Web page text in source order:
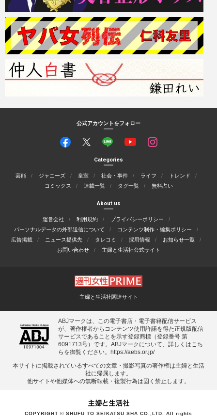
公式アカウントをフォロー
Categories
芸能 ジャニーズ 皇室 社会・事件 ライフ
トレンド
コミックス
連載一覧 タグ一覧 無料占い
About us
運営会社 利用規約
プライバシーポリシー
パーソナルデータの外部送信について
コンテンツ制作・編集ポリシー
広告掲載
ニュース提供先 タレコミ 採用情報
お知らせ一覧
お問い合わせ
主婦と生活社公式サイト
主婦と生活社関連サイト
ABJマークは、この電子書店・電子書籍配信サービス
が、著作権者からコンテンツ使用許諾を得た正規版配信
サービスであることを示す登録商標（登録番号 第
6091713号）です。ABJマークについて、詳しくはこち
らを御覧ください。 https://aebs.or.jp/
本サイトに掲載されているすべての⽂章・撮影写真の著作権は主婦と⽣活
社に帰属します。
他サイトや他媒体への無断転載・複製⾏為は固く禁⽌します。
COPYRIGHT © SHUFU TO SEIKATSU SHA CO.,LTD. All rights